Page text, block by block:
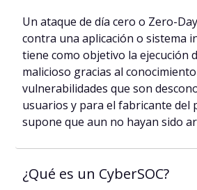
Un ataque de día cero o Zero-
contra una aplicación o sistema
tiene como objetivo la ejecución
malicioso gracias al
vulnerabilidades que son
usuarios y para el fabricante del
supone que aun no hayan sido
¿Qué es un CyberSOC?